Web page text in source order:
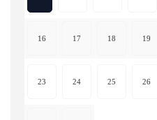
16 17 18 19
23 24 25 26